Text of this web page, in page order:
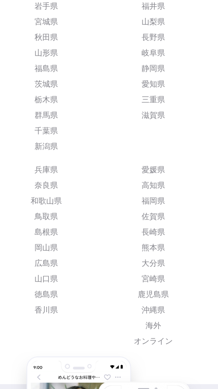
岩手県
宮城県
秋田県
山形県
福島県
茨城県
栃木県
群馬県
千葉県
新潟県
福井県
山梨県
長野県
岐阜県
静岡県
愛知県
三重県
滋賀県
兵庫県
奈良県
和歌山県
鳥取県
島根県
岡山県
広島県
山口県
徳島県
香川県
愛媛県
高知県
福岡県
佐賀県
長崎県
熊本県
大分県
宮崎県
鹿児島県
沖縄県
海外
オンライン